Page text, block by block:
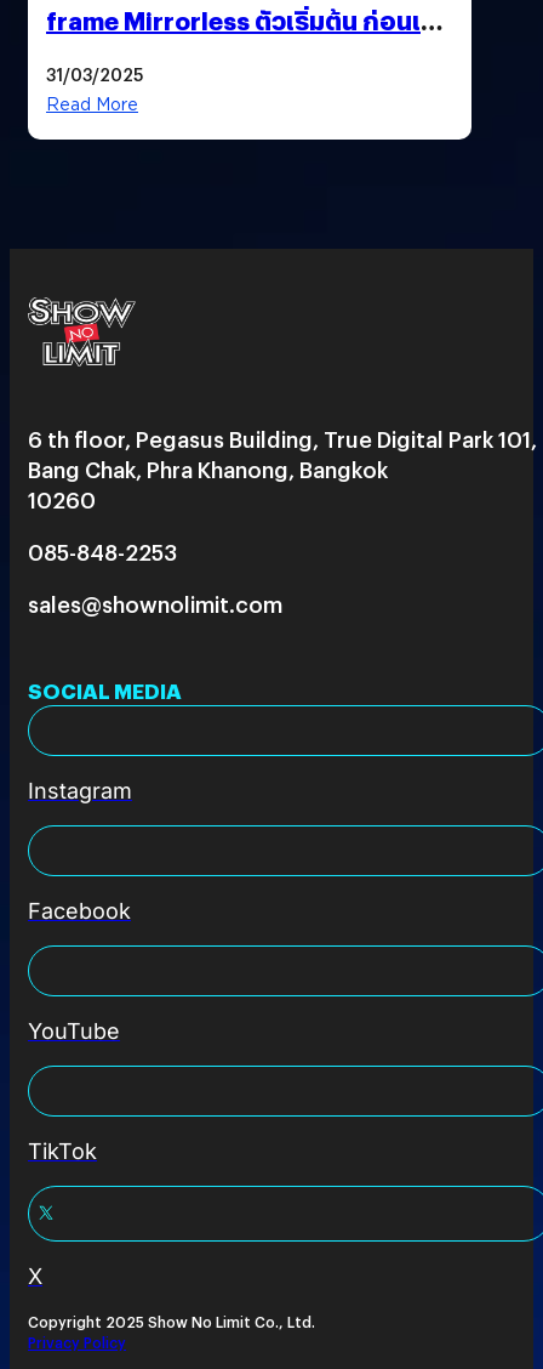
frame Mirrorless ตัวเริ่มต้น ก่อนเปิด
31/03/2025
Read More
6 th floor, Pegasus Building, True Digital Park 101,
Bang Chak, Phra Khanong, Bangkok
10260
085-848-2253
sales@shownolimit.com
SOCIAL MEDIA
Instagram
Facebook
YouTube
TikTok
X
Copyright 2025 Show No Limit Co., Ltd.
Privacy Policy